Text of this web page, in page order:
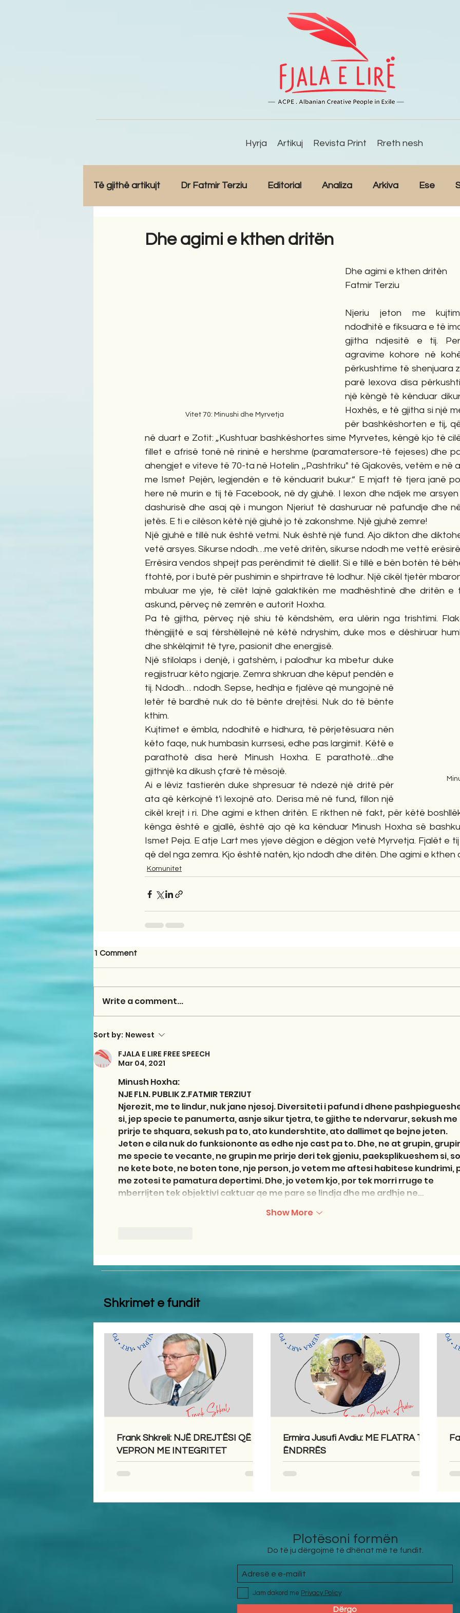
Hyrja Artikuj Revista Print Rreth nesh
Të gjithë artikujt Dr Fatmir Terziu Editorial Analiza Arkiva Ese
Romane English
Dhe agimi e kthen dritën
Vitet 70: Minushi dhe Myrvetja
Dhe agimi e kthen dritën
Fatmir Terziu
Njeriu jeton me
ndodhitë e fiksuara e të
gjitha ndjesitë e tij.
agravime kohore në
përkushtime të shenjuara
parë lexova disa
një këngë të kënduar
Hoxhës, e të gjitha si një
për bashkëshorten e tij,
në duart e Zotit: „Kushtuar bashkëshortes sime Myrvetes, këngë kjo të
fillet e afrisë tonë në rininë e hershme (paramatersore-të fejeses) dhe
ahengjet e viteve të 70-ta në Hotelin ,,Pashtriku" të Gjakovës, vetëm e në
me Ismet Pejën, legjendën e të kënduarit bukur.“ E mjaft të tjera janë
here në murin e tij të Facebook, në dy gjuhë. I lexon dhe ndjek me
dashurisë dhe asaj që i mungon Njeriut të dashuruar në pafundje dhe
jetës. E ti e cilëson këtë një gjuhë jo të zakonshme. Një gjuhë zemre!
Një gjuhë e tillë nuk është vetmi. Nuk është një fund. Ajo dikton dhe
vetë arsyes. Sikurse ndodh…me vetë dritën, sikurse ndodh me vettë
Errësira vendos shpejt pas perëndimit të diellit. Si e tillë e bën botën të
ftohtë, por i butë për pushimin e shpirtrave të lodhur. Një cikël tjetër
mbuluar me yje, të cilët lajnë galaktikën me madhështinë dhe dritën e
askund, përveç në zemrën e autorit Hoxha.
Pa të gjitha, përveç një shiu të këndshëm, era ulërin nga trishtimi.
thëngjijtë e saj fërshëllejnë në këtë ndryshim, duke mos e dëshiruar
dhe shkëlqimit të tyre, pasionit dhe energjisë.
Një stilolaps i denjë, i gatshëm, i palodhur ka mbetur duke
regjistruar këto ngjarje. Zemra shkruan dhe këput pendën e
tij. Ndodh… ndodh. Sepse, hedhja e fjalëve që mungojnë në
letër të bardhë nuk do të bënte drejtësi. Nuk do të bënte
kthim.
Kujtimet e ëmbla, ndodhitë e hidhura, të përjetësuara nën
këto faqe, nuk humbasin kurrsesi, edhe pas largimit. Këtë e
parathotë disa herë Minush Hoxha. E parathotë…dhe
gjithnjë ka dikush çfarë të mësojë.
Ai e lëviz tastierën duke shpresuar të ndezë një dritë për
ata që kërkojnë t'i lexojnë ato. Derisa më në fund, fillon një
cikël krejt i ri. Dhe agimi e kthen dritën. E rikthen në fakt, për këtë
kënga është e gjallë, është ajo që ka kënduar Minush Hoxha së
Ismet Peja. E atje Lart mes yjeve dëgjon e dëgjon vetë Myrvetja. Fjalët e
që del nga zemra. Kjo është natën, kjo ndodh dhe ditën. Dhe agimi e kthen
Komunitet
1 Comment
Write a comment...
Sort by: Newest
FJALA E LIRE FREE SPEECH
Mar 04, 2021
Minush Hoxha:
NJE FLN. PUBLIK Z.FATMIR TERZIUT
Njerezit, me te lindur, nuk jane njesoj. Diversiteti i pafund i dhene
si, jep specie te panumerta, asnje sikur tjetra, te gjithe te ndervarur, sekush me
prirje te shquara, sekush pa to, ato kundershtite, ato dallimet qe bejne jeten.
Jeten e cila nuk do funksiononte as edhe nje cast pa to. Dhe, ne at grupin,
me specie te vecante, ne grupin me prirje deri tek gjeniu, paeksplikueshem si,
ne kete bote, ne boten tone, nje person, jo vetem me aftesi habitese kundrimi,
me zotesi te pamatura depertimi. Dhe, jo vetem kjo, por tek morri rruge te
mberrijten tek objektivi caktuar qe me pare se lindja dhe me ardhje ne…
Show More
Shkrimet e fundit
Frank Shkreli: NJË DREJTËSI QË
VEPRON ME INTEGRITET
Ermira Jusufi Avdiu: ME FLATRA TË
ËNDRRËS
Plotësoni formën
Do të ju dërgojmë të dhënat më te fundit.
Jam dakord me Privacy Policy
Dërgo